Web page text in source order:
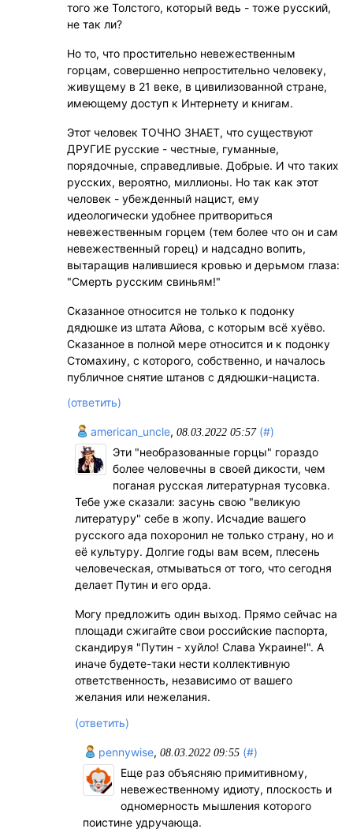
того же Толстого, который ведь - тоже русский,
не так ли?
Но то, что простительно невежественным
горцам, совершенно непростительно человеку,
живущему в 21 веке, в цивилизованной стране,
имеющему доступ к Интернету и книгам.
Этот человек ТОЧНО ЗНАЕТ, что существуют
ДРУГИЕ русские - честные, гуманные,
порядочные, справедливые. Добрые. И что таких
русских, вероятно, миллионы. Но так как этот
человек - убежденный нацист, ему
идеологически удобнее притвориться
невежественным горцем (тем более что он и сам
невежественный горец) и надсадно вопить,
вытаращив налившиеся кровью и дерьмом глаза:
"Смерть русским свиньям!"
Сказанное относится не только к подонку
дядюшке из штата Айова, с которым всё хуёво.
Сказанное в полной мере относится и к подонку
Стомахину, с которого, собственно, и началось
публичное снятие штанов с дядюшки-нациста.
(ответить)
american_uncle,08.03.2022 05:57 (#)
Эти "необразованные горцы" гораздо
более человечны в своей дикости, чем
поганая русская литературная тусовка.
Тебе уже сказали: засунь свою "великую
литературу" себе в жопу. Исчадие вашего
русского ада похоронил не только страну, но и
её культуру. Долгие годы вам всем, плесень
человеческая, отмываться от того, что сегодня
делает Путин и его орда.
Могу предложить один выход. Прямо сейчас на
площади сжигайте свои российские паспорта,
скандируя "Путин - хуйло! Слава Украине!". А
иначе будете-таки нести коллективную
ответственность, независимо от вашего
желания или нежелания.
(ответить)
pennywise,08.03.2022 09:55 (#)
Еще раз объясняю примитивному,
невежественному идиоту, плоскость и
одномерность мышления которого
поистине удручающа.